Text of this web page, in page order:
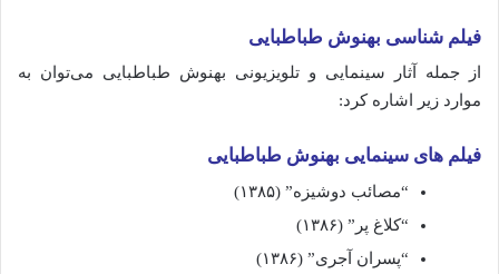
فیلم‌ شناسی بهنوش طباطبایی
از جمله آثار سینمایی و تلویزیونی بهنوش طباطبایی می‌توان به
موارد زیر اشاره کرد:
فیلم های سینمایی بهنوش طباطبایی
“مصائب دوشیزه” (۱۳۸۵)
“کلاغ پر” (۱۳۸۶)
“پسران آجری” (۱۳۸۶)